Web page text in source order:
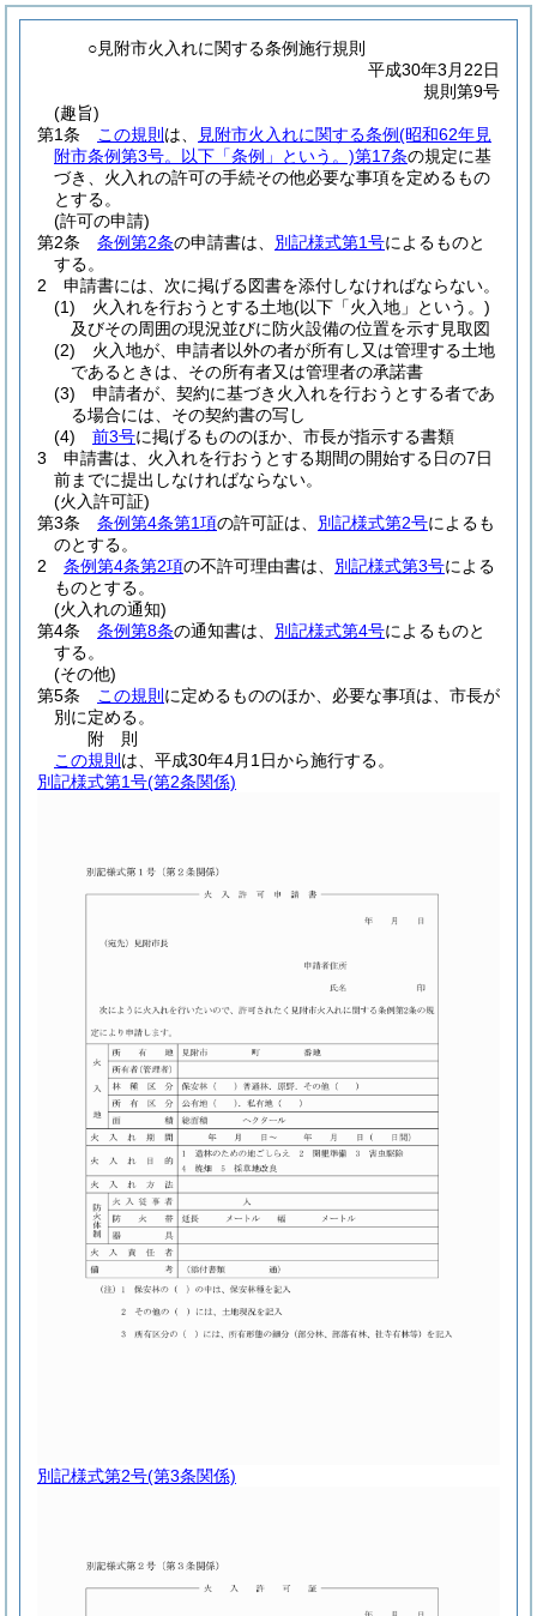
○見附市火入れに関する条例施行規則
平成30年3月22日
規則第9号
(趣旨)
第1条
この規則 は、 見附市火入れに関する条例(昭和62年見
附市条例第3号。以下「条例」という。)第17条の規定に基
づき、火入れの許可の手続その他必要な事項を定めるもの
とする。
(許可の申請)
第2条
条例第2条の申請書は、 別記様式第1号によるものと
する。
2
申請書には、次に掲げる図書を添付しなければならない。
(1)
火入れを行おうとする土地(以下「火入地」という。)
及びその周囲の現況並びに防火設備の位置を示す見取図
(2)
火入地が、申請者以外の者が所有し又は管理する土地
であるときは、その所有者又は管理者の承諾書
(3)
申請者が、契約に基づき火入れを行おうとする者であ
る場合には、その契約書の写し
(4)
前3号に掲げるもののほか、市長が指示する書類
3
申請書は、火入れを行おうとする期間の開始する日の7日
前までに提出しなければならない。
(火入許可証)
第3条
条例第4条第1項の許可証は、 別記様式第2号によるも
のとする。
2
条例第4条第2項の不許可理由書は、 別記様式第3号による
ものとする。
(火入れの通知)
第4条
条例第8条の通知書は、 別記様式第4号によるものと
する。
(その他)
第5条
この規則 に定めるもののほか、必要な事項は、市長が
別に定める。
附 則
この規則 は、平成30年4月1日から施行する。
別記様式第1号(第2条関係)
別記様式第2号(第3条関係)